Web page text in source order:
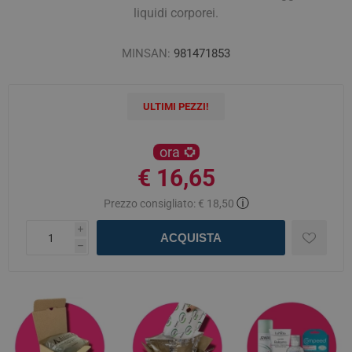
liquidi corporei.
MINSAN: 981471853
ULTIMI PEZZI!
ora
€ 16,65
Prezzo consigliato: € 18,50 ⓘ
i
h
ACQUISTA